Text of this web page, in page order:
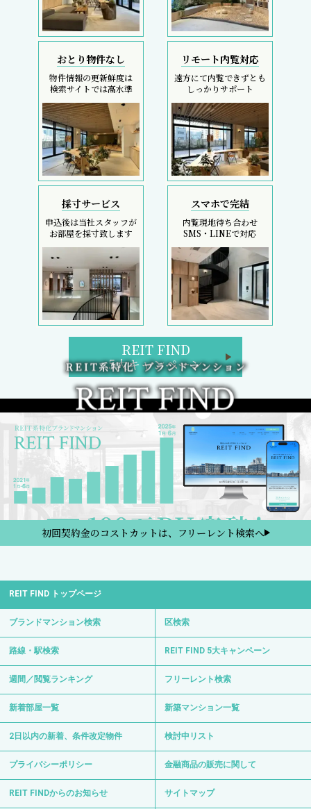
おとり物件なし
物件情報の更新鮮度は
検索サイトでは高水準
リモート内覧対応
遠方にて内覧できずとも
しっかりサポート
採寸サービス
申込後は当社スタッフが
お部屋を採寸致します
スマホで完結
内覧現地待ち合わせ
SMS・LINEで対応
REIT FIND
5大キャンペーン
初回契約金のコストカットは、フリーレント検索へ
REIT FIND トップページ
ブランドマンション検索 区検索
路線・駅検索 REIT FIND 5大キャンペーン
週間／閲覧ランキング フリーレント検索
新着部屋一覧 新築マンション一覧
2日以内の新着、条件改定物件 検討中リスト
プライバシーポリシー 金融商品の販売に関して
REIT FINDからのお知らせ サイトマップ